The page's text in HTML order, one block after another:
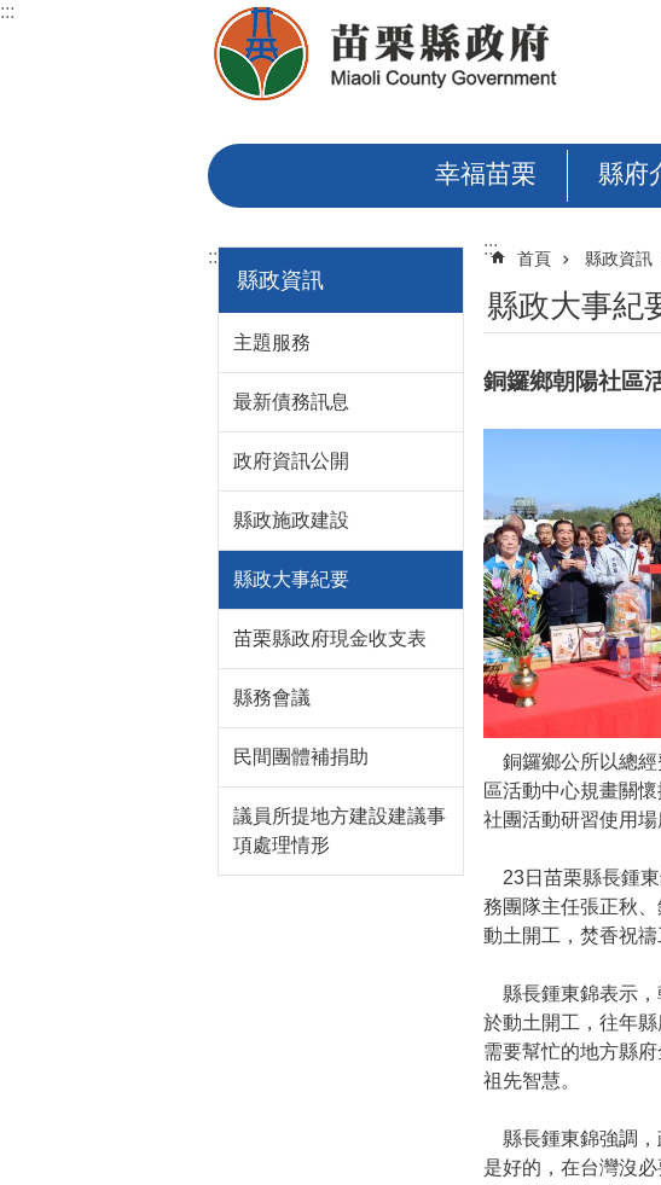
跳到主要內容區塊
:::
幸福苗栗 縣府
:::
縣政資訊
主題服務
最新債務訊息
政府資訊公開
縣政施政建設
縣政大事紀要
苗栗縣政府現金收支表
縣務會議
民間團體補捐助
議員所提地方建設建議事
項處理情形
::: 首頁 縣政資訊
縣政大事紀
銅鑼鄉朝陽社區
銅鑼鄉公所以總經
區活動中心規畫關
社團活動研習使用場
23日苗栗縣長鍾東
務團隊主任張正秋
動土開工，焚香祝
縣長鍾東錦表示，
於動土開工，往年
需要幫忙的地方縣
祖先智慧。
縣長鍾東錦強調，
是好的，在台灣沒